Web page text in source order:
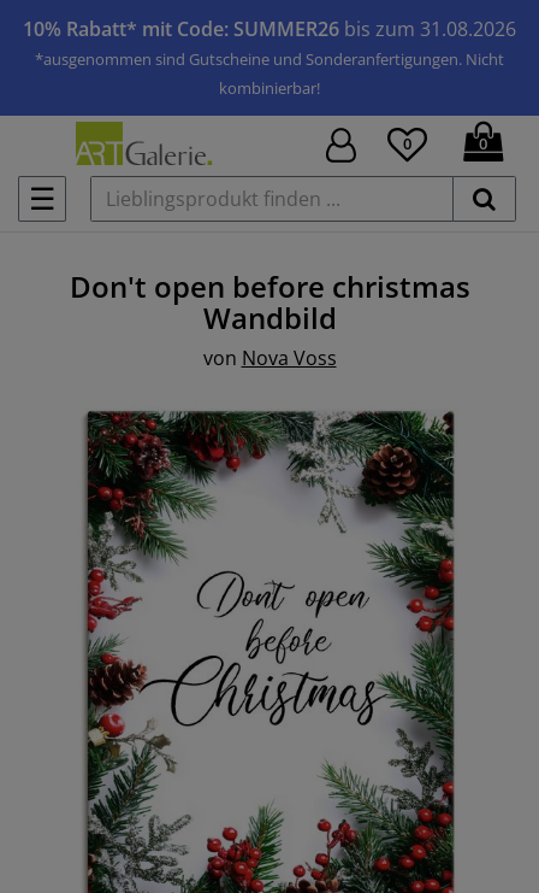
10% Rabatt* mit Code: SUMMER26 bis zum 31.08.2026
*ausgenommen sind Gutscheine und Sonderanfertigungen. Nicht
kombinierbar!
☰
0 0
Don't open before christmas
Wandbild
von Nova Voss